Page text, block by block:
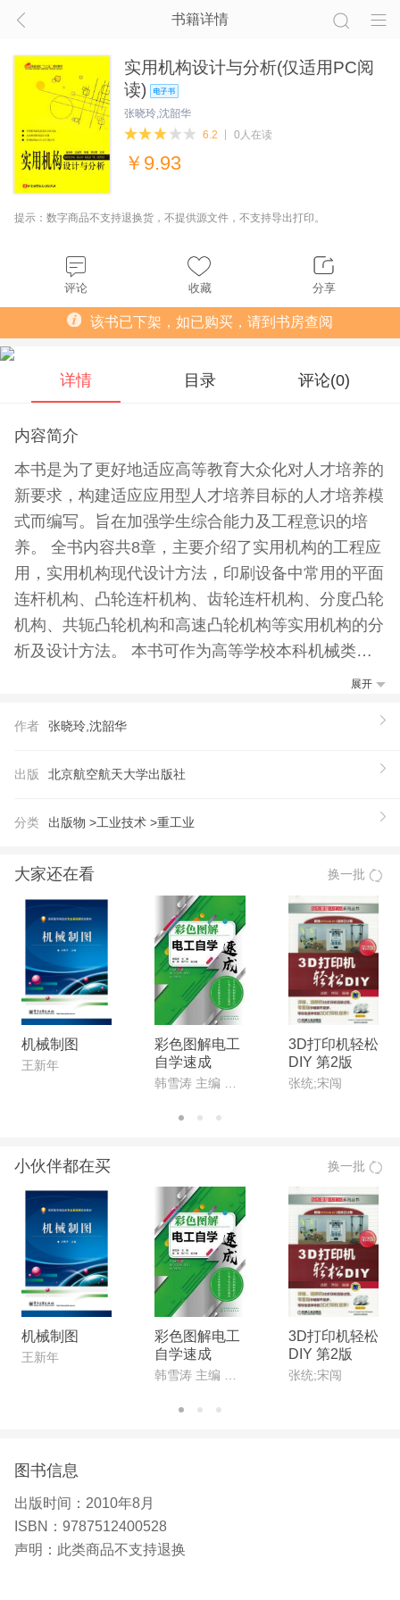
书籍详情
实用机构设计与分析(仅适用PC阅
读)
张晓玲,沈韶华
6.2
0人在读
￥ 9.93
提示：数字商品不支持退换货，不提供源文件，不支持导出打印。
评论 收藏 分享
该书已下架，如已购买，请到书房查阅
详情 目录 评论(0)
内容简介
本书是为了更好地适应高等教育大众化对人才培养的
新要求，构建适应应用型人才培养目标的人才培养模
式而编写。旨在加强学生综合能力及工程意识的培
养。 全书内容共8章，主要介绍了实用机构的工程应
用，实用机构现代设计方法，印刷设备中常用的平面
连杆机构、凸轮连杆机构、齿轮连杆机构、分度凸轮
机构、共轭凸轮机构和高速凸轮机构等实用机构的分
析及设计方法。 本书可作为高等学校本科机械类各
专业机构设计与分析类课程的参考教材，也可供从事
展开
作者 张晓玲,沈韶华
出版 北京航空航天大学出版社
分类 出版物 >工业技术 >重工业
大家还在看 换一批
机械制图
王新年
彩色图解电工
自学速成
韩雪涛 主编 吴瑛、韩广兴 副主编
3D打印机轻松
DIY 第2版
张统;宋闯
小伙伴都在买 换一批
机械制图
王新年
彩色图解电工
自学速成
3D打印机轻松
DIY 第2版
张统;宋闯
图书信息
出版时间： 2010年8月
ISBN： 9787512400528
声明： 此类商品不支持退换